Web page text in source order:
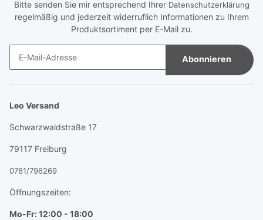
Bitte senden Sie mir entsprechend Ihrer Datenschutzerklärung
regelmäßig und jederzeit widerruflich Informationen zu Ihrem
Produktsortiment per E-Mail zu.
Abonnieren
Leo Versand
Schwarzwaldstraße 17
79117 Freiburg
0761/796269
Öffnungszeiten:
Mo-Fr: 12:00 - 18:00